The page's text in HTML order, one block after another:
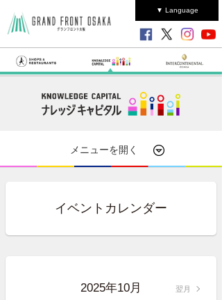
▼ Language
メニューを開く
イベントカレンダー
2025年10月 翌月